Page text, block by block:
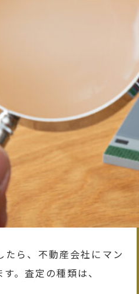
たら、不動産会社にマン
。査定の種類は、